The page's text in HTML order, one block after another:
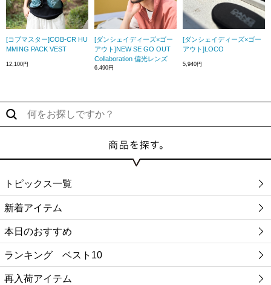
[コブマスター]COB-CR HU
MMING PACK VEST
12,100円
[ダンシェイディーズ×ゴー
アウト]NEW SE GO OUT
Collaboration 偏光レンズ
6,490円
[ダンシェイディーズ×ゴー
アウト]LOCO
5,940円
トピックス一覧
新着アイテム
本日のおすすめ
ランキング ベスト10
再入荷アイテム